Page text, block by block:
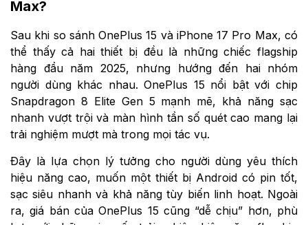
Pin và
Sạc không dây
50W
Sạc không dây
MagSafe/Qi2 25W
Chống
nước
IP68/IP69K IP68
Vậy nên mua OnePlus 15 hay iPhone 17 Pro
Max?
Sau khi so sánh OnePlus 15 và iPhone 17 Pro Max, có
thể thấy cả hai thiết bị đều là những chiếc flagship
hàng đầu năm 2025, nhưng hướng đến hai nhóm